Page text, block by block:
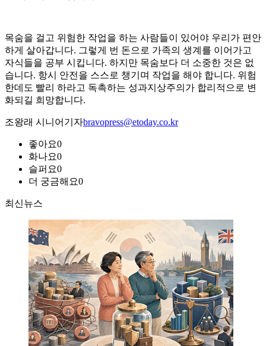
목숨을 걸고 위험한 작업을 하는 사람들이 있어야 우리가 편안
하게 살아갑니다. 그렇게 번 돈으로 가족의 생계를 이어가고
자식들을 공부 시킵니다. 하지만 목숨보다 더 소중한 것은 없
습니다. 항시 안전을 스스로 챙기며 작업을 해야 합니다. 위험
한데도 빨리 하라고 독촉하는 성과지상주의가 합리적으로 변
화되길 희망합니다.
조왕래 시니어기자bravopress@etoday.co.kr
좋아요0
화나요0
슬퍼요0
더 궁금해요0
최신뉴스